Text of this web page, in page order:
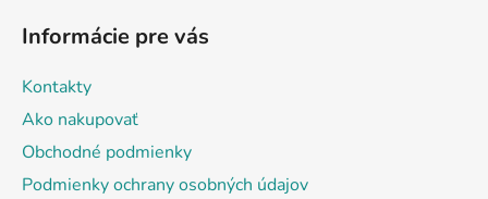
Informácie pre vás
Kontakty
Ako nakupovať
Obchodné podmienky
Podmienky ochrany osobných údajov